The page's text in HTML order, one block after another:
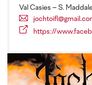
Val Casies – S.
https://